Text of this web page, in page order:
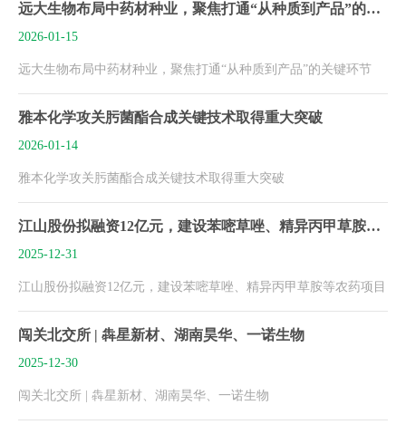
远大生物布局中药材种业，聚焦打通“从种质到产品”的关键环节
2026-01-15
远大生物布局中药材种业，聚焦打通“从种质到产品”的关键环节
雅本化学攻关肟菌酯合成关键技术取得重大突破
2026-01-14
雅本化学攻关肟菌酯合成关键技术取得重大突破
江山股份拟融资12亿元，建设苯嘧草唑、精异丙甲草胺等农药项目
2025-12-31
江山股份拟融资12亿元，建设苯嘧草唑、精异丙甲草胺等农药项目
闯关北交所 | 犇星新材、湖南昊华、一诺生物
2025-12-30
闯关北交所 | 犇星新材、湖南昊华、一诺生物